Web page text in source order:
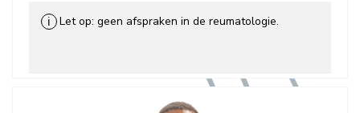
ℹ Let op: geen afspraken in de reumatologie.